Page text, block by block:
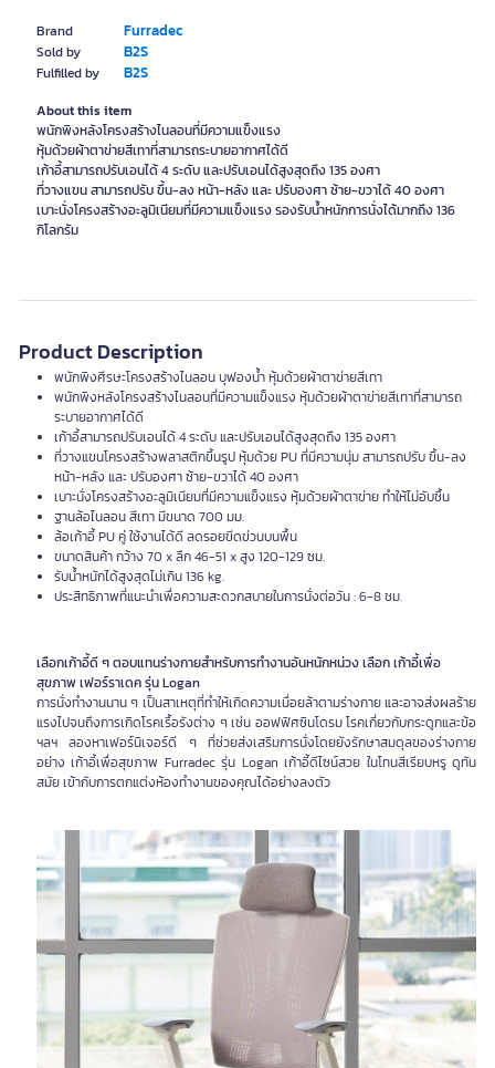
Brand Furradec
Sold by B2S
Fulfilled by B2S
About this item
พนักพิงหลังโครงสร้างไนลอนที่มีความแข็งแรง
หุ้มด้วยผ้าตาข่ายสีเทาที่สามารถระบายอากาศได้ดี
เก้าอี้สามารถปรับเอนได้ 4 ระดับ และปรับเอนได้สูงสุดถึง 135 องศา
ที่วางแขน สามารถปรับ ขึ้น-ลง หน้า-หลัง และ ปรับองศา ซ้าย-ขวาได้ 40 องศา
เบาะนั่งโครงสร้างอะลูมิเนียมที่มีความแข็งแรง รองรับน้ำหนักการนั่งได้มากถึง 136
กิโลกรัม
Product Description
พนักพิงศีรษะโครงสร้างไนลอน บุฟองน้ำ หุ้มด้วยผ้าตาข่ายสีเทา
พนักพิงหลังโครงสร้างไนลอนที่มีความแข็งแรง หุ้มด้วยผ้าตาข่ายสีเทาที่สามารถ
ระบายอากาศได้ดี
เก้าอี้สามารถปรับเอนได้ 4 ระดับ และปรับเอนได้สูงสุดถึง 135 องศา
ที่วางแขนโครงสร้างพลาสติกขึ้นรูป หุ้มด้วย PU ที่มีความนุ่ม สามารถปรับ ขึ้น-ลง
หน้า-หลัง และ ปรับองศา ซ้าย-ขวาได้ 40 องศา
เบาะนั่งโครงสร้างอะลูมิเนียมที่มีความแข็งแรง หุ้มด้วยผ้าตาข่าย ทำให้ไม่อับชื้น
ฐานล้อไนลอน สีเทา มีขนาด 700 มม.
ล้อเก้าอี้ PU คู่ ใช้งานได้ดี ลดรอยขีดข่วนบนพื้น
ขนาดสินค้า กว้าง 70 x ลึก 46-51 x สูง 120-129 ซม.
รับน้ำหนักได้สูงสุดไม่เกิน 136 kg.
ประสิทธิภาพที่แนะนำเพื่อความสะดวกสบายในการนั่งต่อวัน : 6-8 ชม.
เลือกเก้าอี้ดี ๆ ตอบแทนร่างกายสำหรับการทำงานอันหนักหน่วง เลือก เก้าอี้เพื่อ
สุขภาพ เฟอร์ราเดค รุ่น Logan
การนั่งทำงานนาน ๆ เป็นสาเหตุที่ทำให้เกิดความเมื่อยล้าตามร่างกาย และอาจส่งผลร้าย
แรงไปจนถึงการเกิดโรคเรื้อรังต่าง ๆ เช่น ออฟฟิศซินโดรม โรคเกี่ยวกับกระดูกและข้อ
ฯลฯ ลองหาเฟอร์นิเจอร์ดี ๆ ที่ช่วยส่งเสริมการนั่งโดยยังรักษาสมดุลของร่างกาย
อย่าง เก้าอี้เพื่อสุขภาพ Furradec รุ่น Logan เก้าอี้ดีไซน์สวย ในโทนสีเรียบหรู ดูทัน
สมัย เข้ากับการตกแต่งห้องทำงานของคุณได้อย่างลงตัว